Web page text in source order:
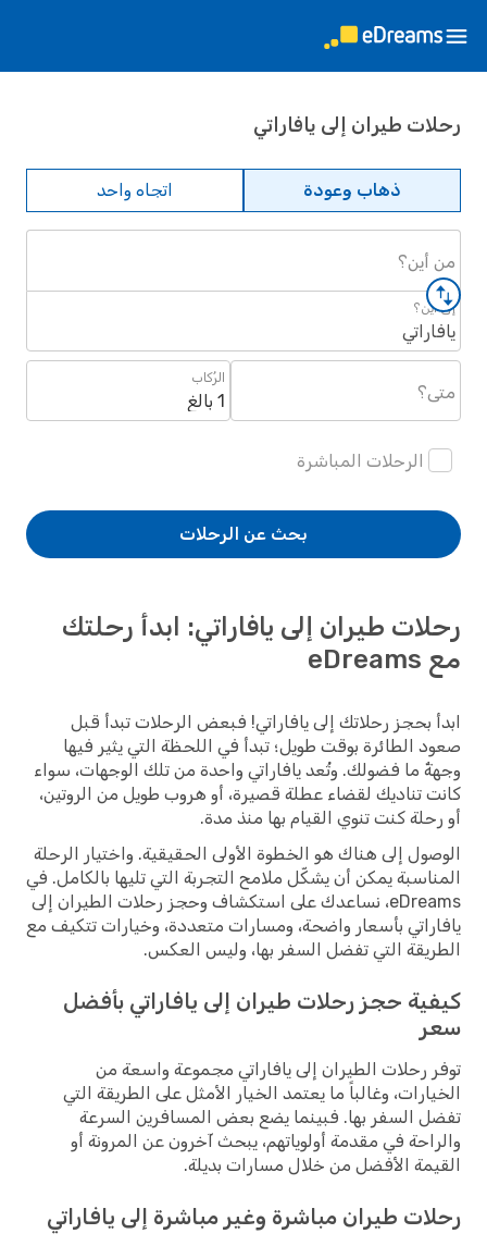
رحلات طيران إلى يافاراتي
ذهاب وعودة اتجاه واحد
من أين؟
إلى أين؟
يافاراتي
متى؟
الرُكاب
1 بالغ
الرحلات المباشرة
بحث عن الرحلات
رحلات طيران إلى يافاراتي: ابدأ رحلتك
مع eDreams
ابدأ بحجز رحلاتك إلى يافاراتي! فبعض الرحلات تبدأ قبل
صعود الطائرة بوقت طويل؛ تبدأ في اللحظة التي يثير فيها
وجهةٌ ما فضولك. وتُعد يافاراتي واحدة من تلك الوجهات، سواء
كانت تناديك لقضاء عطلة قصيرة، أو هروب طويل من الروتين،
أو رحلة كنت تنوي القيام بها منذ مدة.
الوصول إلى هناك هو الخطوة الأولى الحقيقية. واختيار الرحلة
المناسبة يمكن أن يشكّل ملامح التجربة التي تليها بالكامل. في
eDreams، نساعدك على استكشاف وحجز رحلات الطيران إلى
يافاراتي بأسعار واضحة، ومسارات متعددة، وخيارات تتكيف مع
الطريقة التي تفضل السفر بها، وليس العكس.
كيفية حجز رحلات طيران إلى يافاراتي بأفضل
سعر
توفر رحلات الطيران إلى يافاراتي مجموعة واسعة من
الخيارات، وغالباً ما يعتمد الخيار الأمثل على الطريقة التي
تفضل السفر بها. فبينما يضع بعض المسافرين السرعة
والراحة في مقدمة أولوياتهم، يبحث آخرون عن المرونة أو
القيمة الأفضل من خلال مسارات بديلة.
رحلات طيران مباشرة وغير مباشرة إلى يافاراتي